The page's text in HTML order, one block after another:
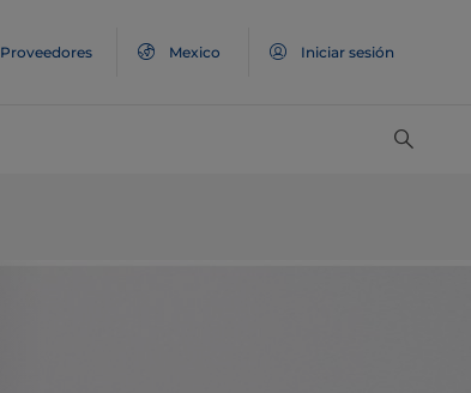
Proveedores Mexico Iniciar sesión